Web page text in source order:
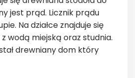
jest prąd. Licznik prądu
Na działce znajduje się
wodą miejską oraz studnia.
drewniany dom który